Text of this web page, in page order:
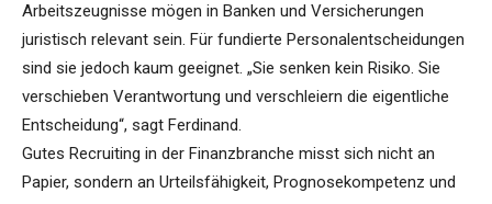
Arbeitszeugnisse mögen in Banken und Versicherungen
juristisch relevant sein. Für fundierte Personalentscheidungen
sind sie jedoch kaum geeignet. „Sie senken kein Risiko. Sie
verschieben Verantwortung und verschleiern die eigentliche
Entscheidung“, sagt Ferdinand.
Gutes Recruiting in der Finanzbranche misst sich nicht an
Papier, sondern an Urteilsfähigkeit, Prognosekompetenz und